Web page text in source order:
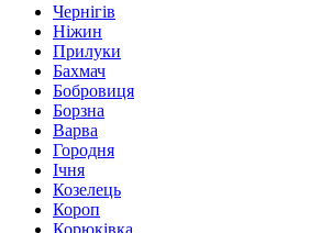
Чернігів
Ніжин
Прилуки
Бахмач
Бобровиця
Борзна
Варва
Городня
Ічня
Козелець
Короп
Корюківка